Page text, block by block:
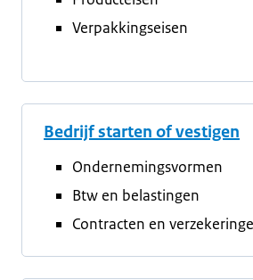
Verpakkingseisen
Bedrijf starten of vestigen
Ondernemingsvormen
Btw en belastingen
Contracten en